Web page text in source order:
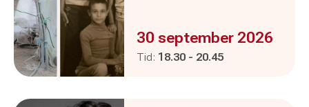
Evenemanget är :
30 september 2026
Tid: Pågår mellan
18.30 - och
20.45